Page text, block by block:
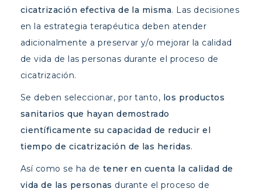
cicatrización efectiva de la misma. Las decisiones
en la estrategia terapéutica deben atender
adicionalmente a preservar y/o mejorar la calidad
de vida de las personas durante el proceso de
cicatrización.
Se deben seleccionar, por tanto, los productos
sanitarios que hayan demostrado
científicamente su capacidad de reducir el
tiempo de cicatrización de las heridas.
Así como se ha de tener en cuenta la calidad de
vida de las personas durante el proceso de